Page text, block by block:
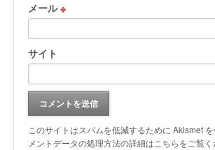
メール※
サイト
このサイトはスパムを低減するために Akismet を
メントデータの処理方法の詳細はこちらをご覧